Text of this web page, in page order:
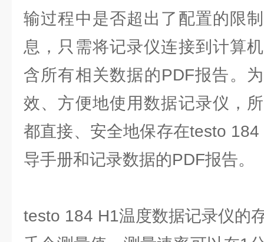
输过程中是否超出了配置的限
息，只需将记录仪连接到计算
含所有相关数据的PDF报告。
效、方便地使用数据记录仪，
都直接、安全地保存在testo
导手册和记录数据的PDF报告。
testo 184 H1温度数据记录仪的